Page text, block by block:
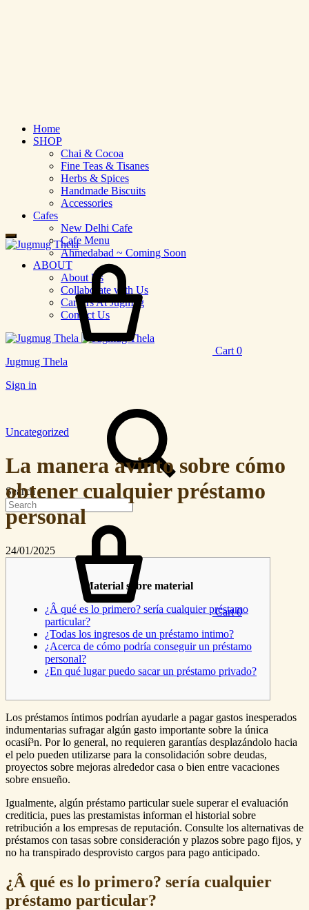
Home
SHOP
Chai & Cocoa
Fine Teas & Tisanes
Herbs & Spices
Handmade Biscuits
Accessories
Cafes
New Delhi Cafe
Cafe Menu
Ahmedabad ~ Coming Soon
ABOUT
About Us
Collaborate with Us
Careers At Jugmug
Contact Us
Jugmug Thela
Sign in
Search
Cart 0
Cart 0
Uncategorized
La manera avinto sobre cómo
obtener cualquier préstamo
personal
24/01/2025
Material sobre material
¿Â qué es lo primero? serí­a cualquier préstamo
particular?
¿Todas los ingresos de un préstamo intimo?
¿Acerca de cómo podría conseguir un préstamo
personal?
¿En qué lugar puedo sacar un préstamo privado?
Los préstamos íntimos podrían ayudarle a pagar gastos inesperados
indumentarias sufragar algún gasto importante sobre la única
ocasií³n. Por lo general, no requieren garantías desplazándolo hacia
el pelo pueden utilizarse para la consolidación sobre deudas,
proyectos sobre mejoras alrededor casa o bien entre vacaciones
sobre ensueño.
Igualmente, algún préstamo particular suele superar el evaluación
crediticia, pues las prestamistas informan el historial sobre
retribución a los empresas de reputación. Consulte los alternativas de
préstamos con tasas sobre consideración y plazos sobre pago fijos, y
no ha transpirado desprovisto cargos para pago anticipado.
¿Â qué es lo primero? serí­a cualquier
préstamo particular?